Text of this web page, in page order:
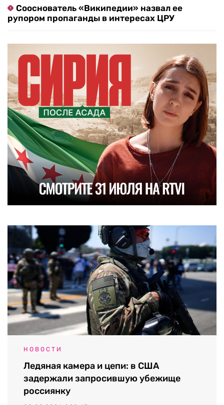
Сооснователь «Википедии» назвал ее
рупором пропаганды в интересах ЦРУ
НОВОСТИ
Ледяная камера и цепи: в США
задержали запросившую убежище
россиянку